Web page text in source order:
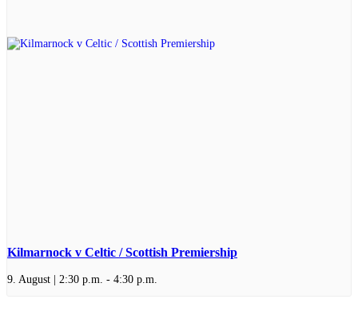
Kilmarnock v Celtic / Scottish Premiership
9. August | 2:30 p.m. - 4:30 p.m.